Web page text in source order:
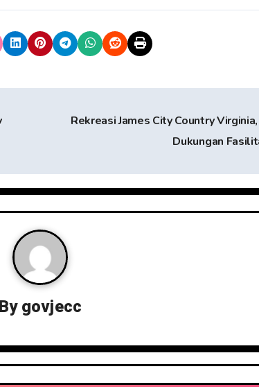
Rekreasi James City Country
Dukungan
Bygovjecc